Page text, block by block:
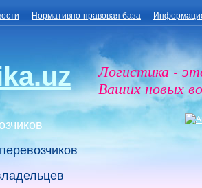
Нормативно-правовая база
Логистика -
Ваших новых